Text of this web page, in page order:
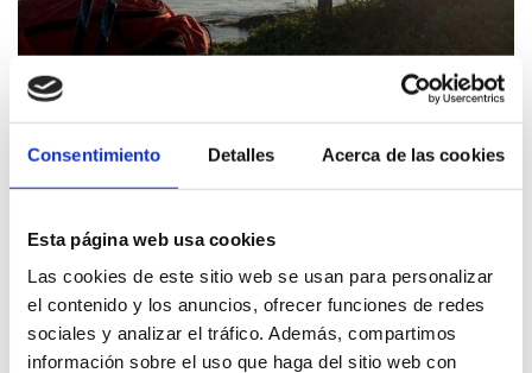
Consentimiento Detalles Acerca de las cookies
Esta página web usa cookies
Las cookies de este sitio web se usan para personalizar
el contenido y los anuncios, ofrecer funciones de redes
sociales y analizar el tráfico. Además, compartimos
información sobre el uso que haga del sitio web con